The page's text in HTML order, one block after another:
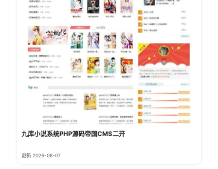
九库小说系统PHP源码帝国CMS二开
更新 2026-08-07